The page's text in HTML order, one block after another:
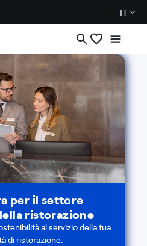
IT
per il settore
ristorazione
al servizio della tua
di ristorazione.